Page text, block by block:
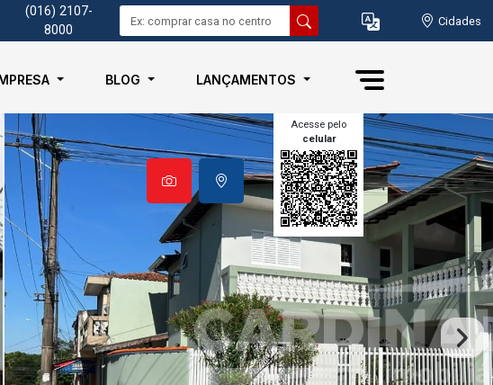
(016) 2107-
8000
Cidades
BLOG LANÇAMENTOS
Acesse pelo
celular